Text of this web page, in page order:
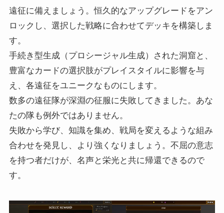
遠征に備えましょう。恒久的なアップグレードをアン
ロックし、選択した戦略に合わせてデッキを構築しま
す。
手続き型生成（プロシージャル生成）された洞窟と、
豊富なカードの選択肢がプレイスタイルに影響を与
え、各遠征をユニークなものにします。
数多の遠征隊が深淵の征服に失敗してきました。あな
たの隊も例外ではありません。
失敗から学び、知識を集め、戦局を変えるような組み
合わせを発見し、より強くなりましょう。不屈の意志
を持つ者だけが、名声と栄光と共に帰還できるので
す。